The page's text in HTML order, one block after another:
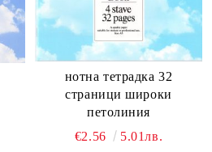
нотна тетрадка 32
страници широки
петолиния
€2.56
5.01лв.